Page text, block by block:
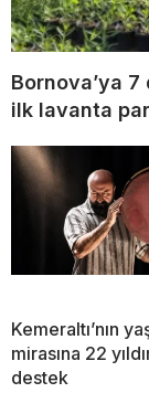
Bornova’ya
ilk lavanta
Kemeraltı’nın
mirasına 22
destek